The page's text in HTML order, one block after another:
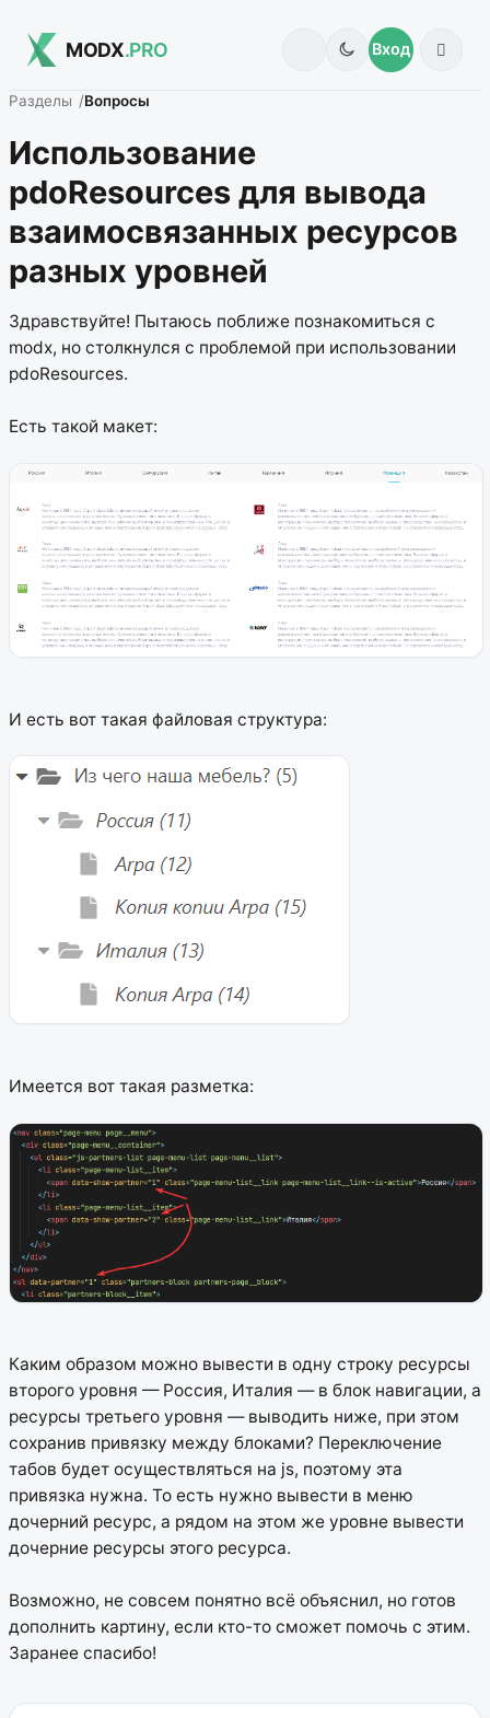
MODX.PRO Вход
Разделы Вопросы
Использование
pdoResources для вывода
взаимосвязанных ресурсов
разных уровней
Здравствуйте! Пытаюсь поближе познакомиться с
modx, но столкнулся с проблемой при использовании
pdoResources.
Есть такой макет:
И есть вот такая файловая структура:
Имеется вот такая разметка:
Каким образом можно вывести в одну строку ресурсы
второго уровня — Россия, Италия — в блок навигации, а
ресурсы третьего уровня — выводить ниже, при этом
сохранив привязку между блоками? Переключение
табов будет осуществляться на js, поэтому эта
привязка нужна. То есть нужно вывести в меню
дочерний ресурс, а рядом на этом же уровне вывести
дочерние ресурсы этого ресурса.
Возможно, не совсем понятно всё объяснил, но готов
дополнить картину, если кто-то сможет помочь с этим.
Заранее спасибо!